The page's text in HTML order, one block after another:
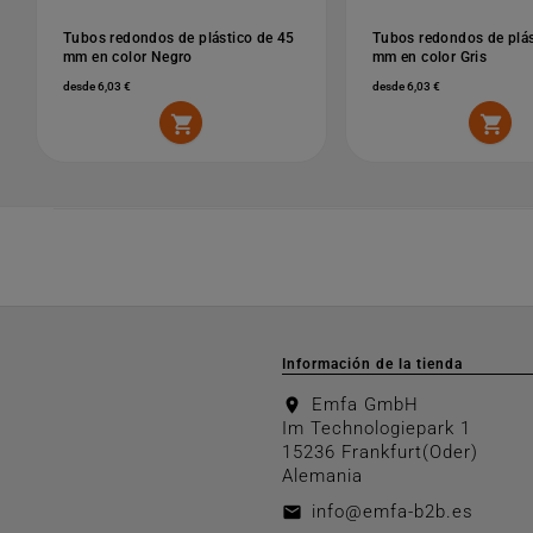
Tubos redondos de plástico de 45
mm en color Negro
desde 6,03 €

Tubos redondos de
mm en color Gris
desde 6,03 €

Información de la tienda
location_on
Emfa GmbH
Im Technologiepark 1
15236 Frankfurt(Oder)
Alemania
email info@emfa-b2b.es